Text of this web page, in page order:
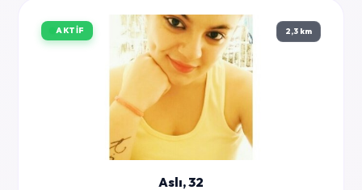
AKTIF 2,3 km
Aslı, 32